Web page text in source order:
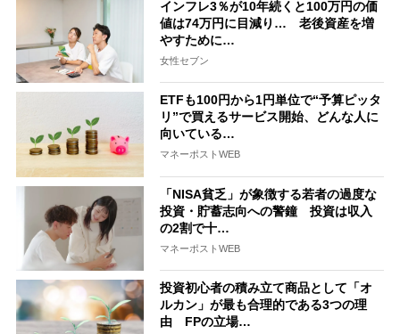
インフレ3％が10年続くと100万円の価
値は74万円に目減り… 老後資産を増
やすために…
女性セブン
ETFも100円から1円単位で“予算ピッタ
リ”で買えるサービス開始、どんな人に
向いている…
マネーポストWEB
「NISA貧乏」が象徴する若者の過度な
投資・貯蓄志向への警鐘 投資は収入
の2割で十…
マネーポストWEB
投資初心者の積み立て商品として「オ
ルカン」が最も合理的である3つの理
由 FPの立場…